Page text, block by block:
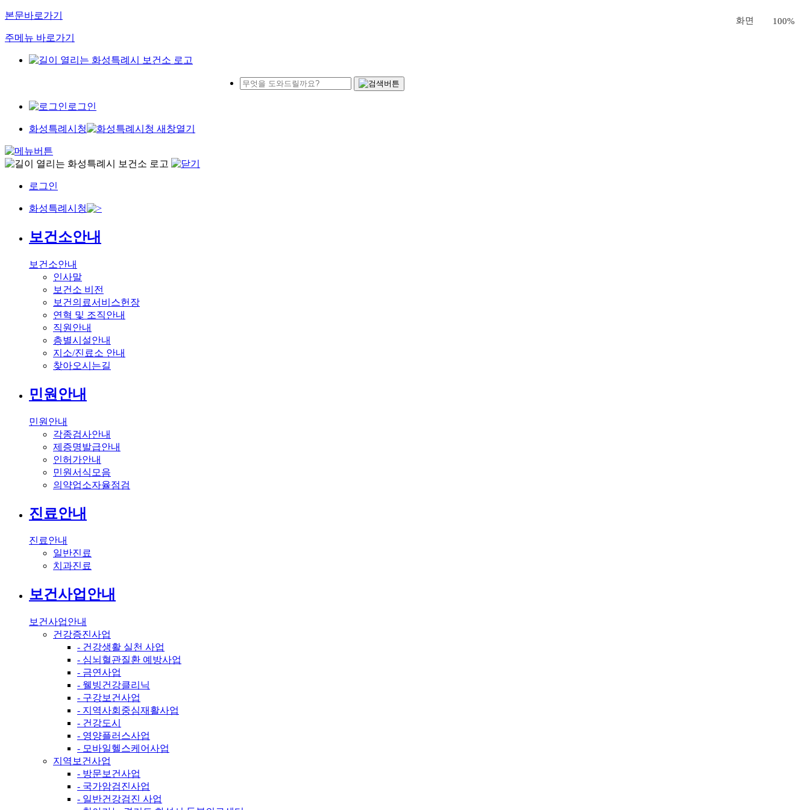
본문바로가기
주메뉴 바로가기
로그인
화성특례시청
화면 100%
로그인
화성특례시청
보건소안내
보건소안내
인사말
보건소 비전
보건의료서비스헌장
연혁 및 조직안내
직원안내
층별시설안내
지소/진료소 안내
찾아오시는길
민원안내
민원안내
각종검사안내
제증명발급안내
인허가안내
민원서식모음
의약업소자율점검
진료안내
진료안내
일반진료
치과진료
보건사업안내
보건사업안내
건강증진사업
- 건강생활 실천 사업
- 심뇌혈관질환 예방사업
- 금연사업
- 웰빙건강클리닉
- 구강보건사업
- 지역사회중심재활사업
- 건강도시
- 영양플러스사업
- 모바일헬스케어사업
지역보건사업
- 방문보건사업
- 국가암검진사업
- 일반건강검진 사업